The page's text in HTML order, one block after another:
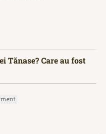
Tănase? Care au fost